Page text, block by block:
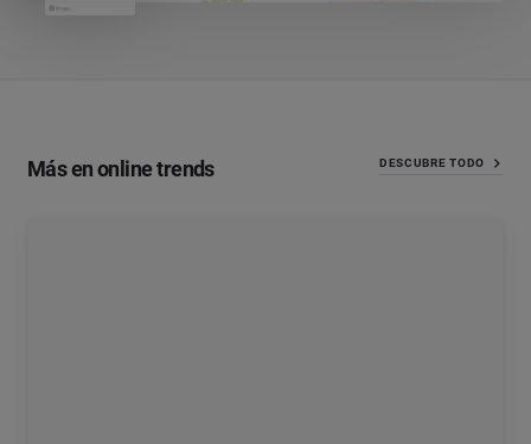
Más en online trends DESCUBRE TODO